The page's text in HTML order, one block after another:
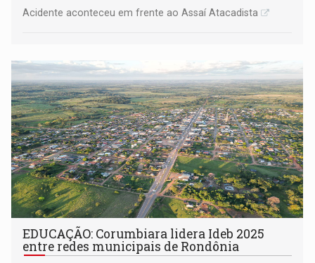
Acidente aconteceu em frente ao Assaí Atacadista
EDUCAÇÃO: Corumbiara lidera Ideb 2025
entre redes municipais de Rondônia